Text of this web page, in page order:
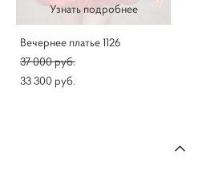
Узнать подробнее
Вечернее платье 1126
37 000 pуб.
33 300 pуб.